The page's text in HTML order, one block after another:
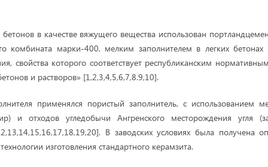
в качестве вяжущего вещества использован
комбината марки-400, мелким заполнителем в легких
свойства которого соответствует республиканским
и растворов» [1,2,3,4,5,6,7,8.9,10].
применялся пористый заполнитель, с использованием
и отходов угледобычи Ангренского месторождения угля
В заводских условиях была получена
изготовления стандартного керамзита.